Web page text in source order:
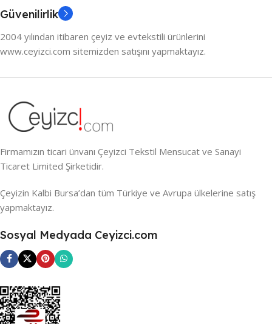
Güvenilirlik
2004 yılından itibaren çeyiz ve evtekstili ürünlerini
www.ceyizci.com sitemizden satışını yapmaktayız.
Firmamızın ticari ünvanı Çeyizci Tekstil Mensucat ve Sanayi
Ticaret Limited Şirketidir.
Çeyizin Kalbi Bursa’dan tüm Türkiye ve Avrupa ülkelerine satış
yapmaktayız.
Sosyal Medyada Ceyizci.com